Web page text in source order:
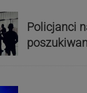
Policjanci